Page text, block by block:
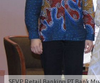
SEVP Retail Banking PT Bank